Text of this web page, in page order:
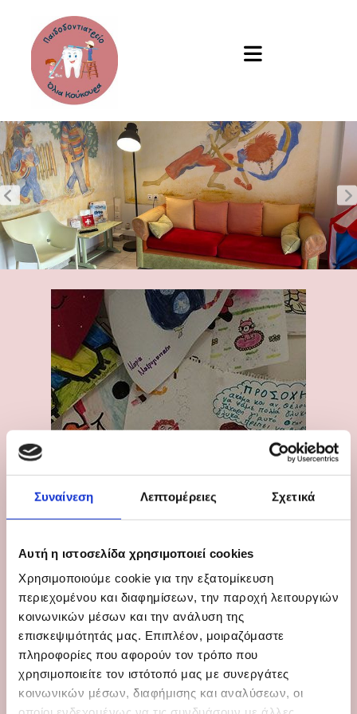
Συναίνεση Λεπτομέρειες Σχετικά
Αυτή η ιστοσελίδα χρησιμοποιεί cookies
Χρησιμοποιούμε cookie για την εξατομίκευση
περιεχομένου και διαφημίσεων, την παροχή λειτουργιών
κοινωνικών μέσων και την ανάλυση της
επισκεψιμότητάς μας. Επιπλέον, μοιραζόμαστε
πληροφορίες που αφορούν τον τρόπο που
χρησιμοποιείτε τον ιστότοπό μας με συνεργάτες
κοινωνικών μέσων, διαφήμισης και αναλύσεων, οι